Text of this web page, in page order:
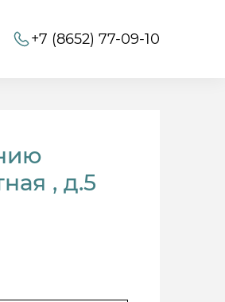
+7 (8652) 77-09-10
, д.5